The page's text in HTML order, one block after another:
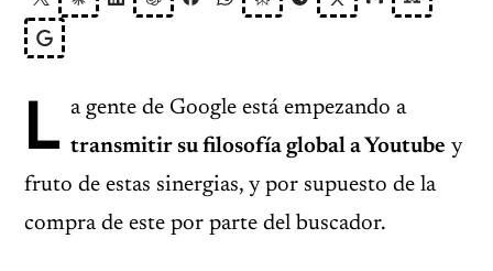
L a gente de Google está empezando a
transmitir su filosofía global a Youtube y
fruto de estas sinergias, y por supuesto de la
compra de este por parte del buscador.